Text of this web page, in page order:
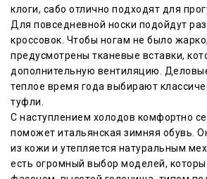
клоги, сабо отлично подходят для
Для повседневной носки подойдут
кроссовок. Чтобы ногам не было
предусмотрены тканевые вставки,
дополнительную вентиляцию.
теплое время года выбирают
туфли.
С наступлением холодов комфортно
поможет итальянская зимняя обувь.
из кожи и утепляется натуральным
есть огромный выбор моделей,